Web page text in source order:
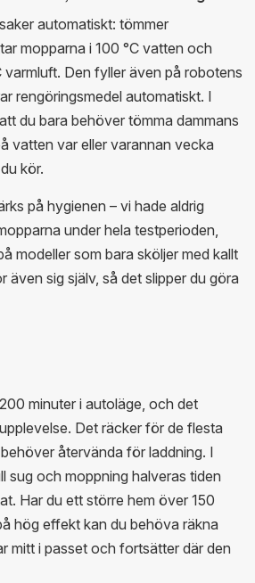
automatiskt: tömmer
mopparna i 100 °C vatten och
varmluft. Den fyller även på robotens
rengöringsmedel automatiskt. I
du bara behöver tömma dammans
vatten var eller varannan vecka
kör.
på hygienen – vi hade aldrig
under hela testperioden,
modeller som bara sköljer med kallt
även sig själv, så det slipper du göra
minuter i autoläge, och det
Det räcker för de flesta
återvända för laddning. I
sug och moppning halveras tiden
Har du ett större hem över 150
hög effekt kan du behöva räkna
mitt i passet och fortsätter där den